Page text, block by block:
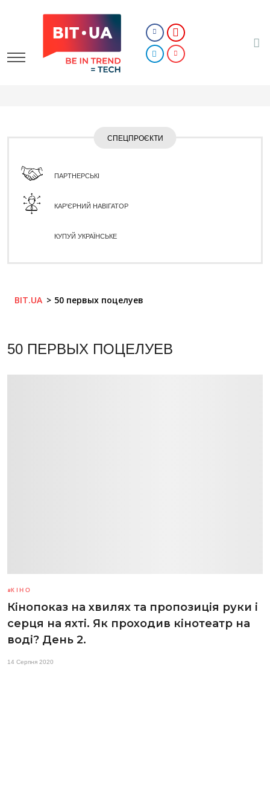
СПЕЦПРОЄКТИ
ПАРТНЕРСЬКІ
КАР'ЄРНИЙ НАВІГАТОР
КУПУЙ УКРАЇНСЬКЕ
BIT.UA 50 первых поцелуев
50 ПЕРВЫХ ПОЦЕЛУЕВ
КІНО
Кінопоказ на хвилях та пропозиція руки і
серця на яхті. Як проходив кінотеатр на
воді? День 2.
14 Серпня 2020